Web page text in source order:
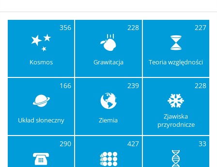
356
Kosmos
228
Grawitacja
227
Teoria względności
166
Układ słoneczny
239
Ziemia
228
Zjawiska
przyrodnicze
290 427 33